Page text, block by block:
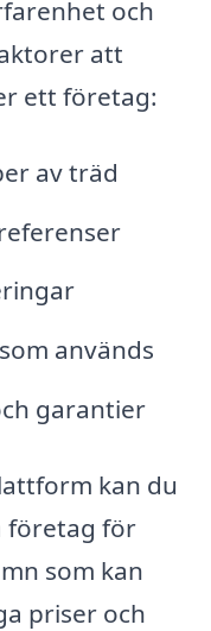
och
att
ett företag:
av träd
används
garantier
kan du
företag för
som kan
priser och